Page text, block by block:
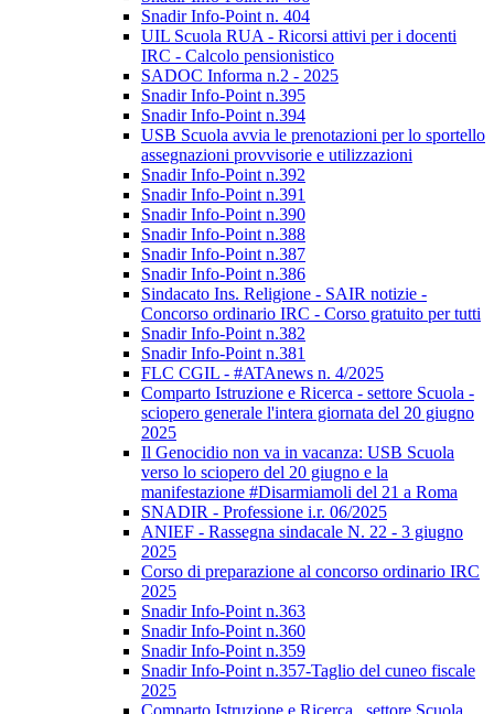
Snadir Info-Point n. 404
UIL Scuola RUA - Ricorsi attivi per i docenti
IRC - Calcolo pensionistico
SADOC Informa n.2 - 2025
Snadir Info-Point n.395
Snadir Info-Point n.394
USB Scuola avvia le prenotazioni per lo sportello
assegnazioni provvisorie e utilizzazioni
Snadir Info-Point n.392
Snadir Info-Point n.391
Snadir Info-Point n.390
Snadir Info-Point n.388
Snadir Info-Point n.387
Snadir Info-Point n.386
Sindacato Ins. Religione - SAIR notizie -
Concorso ordinario IRC - Corso gratuito per tutti
Snadir Info-Point n.382
Snadir Info-Point n.381
FLC CGIL - #ATAnews n. 4/2025
Comparto Istruzione e Ricerca - settore Scuola -
sciopero generale l'intera giornata del 20 giugno
2025
Il Genocidio non va in vacanza: USB Scuola
verso lo sciopero del 20 giugno e la
manifestazione #Disarmiamoli del 21 a Roma
SNADIR - Professione i.r. 06/2025
ANIEF - Rassegna sindacale N. 22 - 3 giugno
2025
Corso di preparazione al concorso ordinario IRC
2025
Snadir Info-Point n.363
Snadir Info-Point n.360
Snadir Info-Point n.359
Snadir Info-Point n.357-Taglio del cuneo fiscale
2025